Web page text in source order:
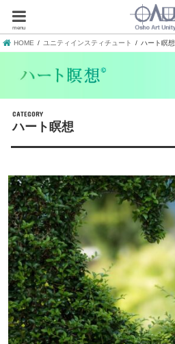
menu
HOME ユニティインスティチュート ハート瞑想
ハート瞑想